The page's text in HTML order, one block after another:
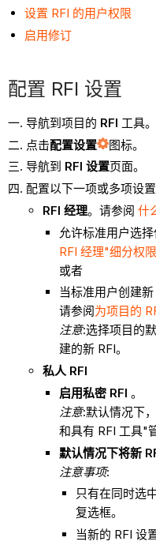
设置 RFI 的用户权限
启用修订
配置 RFI 设置
导航到项目的 RFI 工具。
点击配置设置
图标。
导航到 RFI 设置页面。
配置以下一项或多项设置
RFI 经理。请参阅 什
允许标准用户选
RFI 经理"细分权
或者
当标准用户创建新
请参阅为项目的
注意:选择项目的
建的新 RFI。
私人 RFI
启用私密 RFI 。
注意:默认情况下
和具有 RFI 工具"
默认情况下将新
注意事项:
只有在同时选
复选框。
当新的 RFI 设